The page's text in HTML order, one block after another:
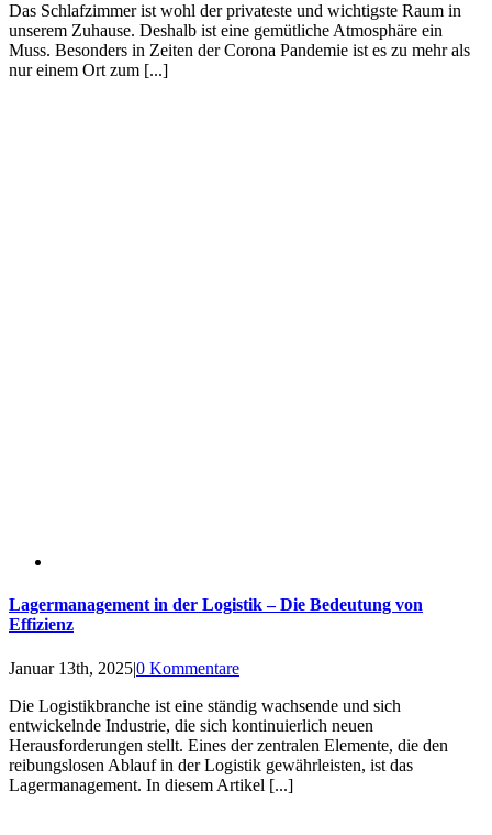
Das Schlafzimmer ist wohl der privateste und wichtigste Raum in
unserem Zuhause. Deshalb ist eine gemütliche Atmosphäre ein
Muss. Besonders in Zeiten der Corona Pandemie ist es zu mehr als
nur einem Ort zum [...]
Lagermanagement in der Logistik – Die Bedeutung von
Effizienz
Januar 13th, 2025|0 Kommentare
Die Logistikbranche ist eine ständig wachsende und sich
entwickelnde Industrie, die sich kontinuierlich neuen
Herausforderungen stellt. Eines der zentralen Elemente, die den
reibungslosen Ablauf in der Logistik gewährleisten, ist das
Lagermanagement. In diesem Artikel [...]